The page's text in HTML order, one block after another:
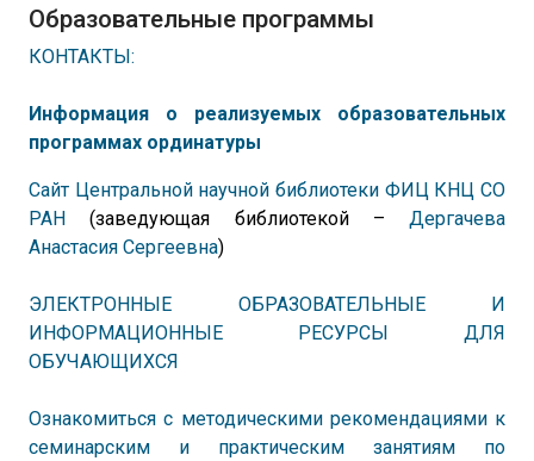
Образовательные программы
КОНТАКТЫ:
Информация о реализуемых образовательных
программах ординатуры
Сайт Центральной научной библиотеки ФИЦ КНЦ СО
РАН (заведующая библиотекой – Дергачева
Анастасия Сергеевна)
ЭЛЕКТРОННЫЕ ОБРАЗОВАТЕЛЬНЫЕ И
ИНФОРМАЦИОННЫЕ РЕСУРСЫ ДЛЯ
ОБУЧАЮЩИХСЯ
Ознакомиться с методическими рекомендациями к
семинарским и практическим занятиям по